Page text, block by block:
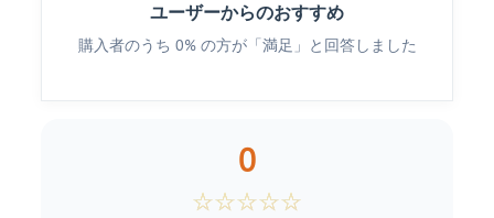
ユーザーからのおすすめ
購入者のうち 0% の方が「満足」と回答しました
0
☆☆☆☆☆